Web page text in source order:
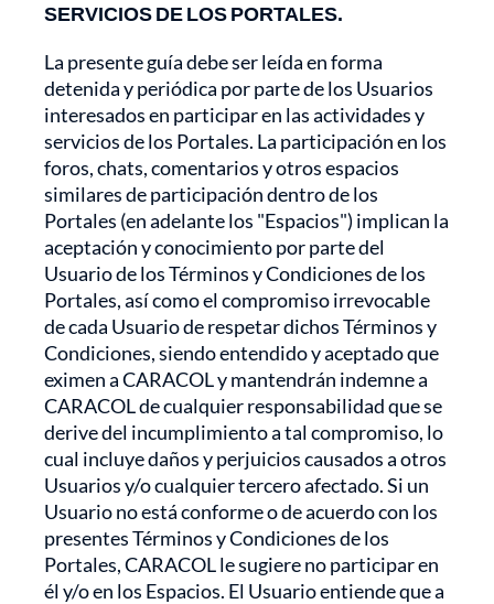
SERVICIOS DE LOS PORTALES.
La presente guía debe ser leída en forma
detenida y periódica por parte de los Usuarios
interesados en participar en las actividades y
servicios de los Portales. La participación en los
foros, chats, comentarios y otros espacios
similares de participación dentro de los
Portales (en adelante los "Espacios") implican la
aceptación y conocimiento por parte del
Usuario de los Términos y Condiciones de los
Portales, así como el compromiso irrevocable
de cada Usuario de respetar dichos Términos y
Condiciones, siendo entendido y aceptado que
eximen a CARACOL y mantendrán indemne a
CARACOL de cualquier responsabilidad que se
derive del incumplimiento a tal compromiso, lo
cual incluye daños y perjuicios causados a otros
Usuarios y/o cualquier tercero afectado. Si un
Usuario no está conforme o de acuerdo con los
presentes Términos y Condiciones de los
Portales, CARACOL le sugiere no participar en
él y/o en los Espacios. El Usuario entiende que a